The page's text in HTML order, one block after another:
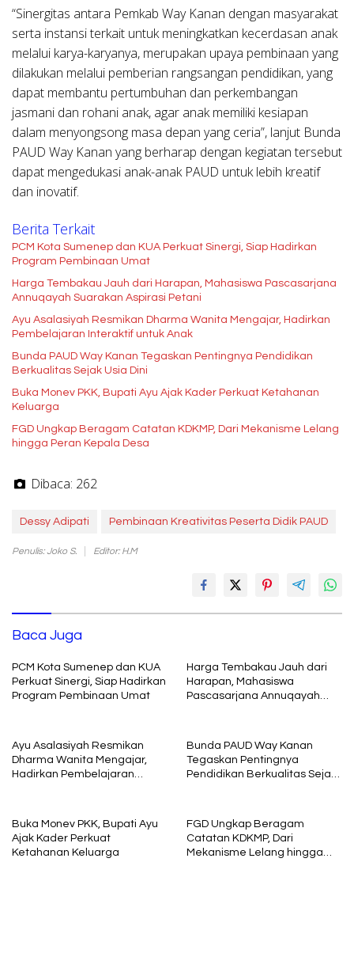
“Sinergitas antara Pemkab Way Kanan dengan masyarakat
serta instansi terkait untuk meningkatkan kecerdasan anak
melalui karya-karyanya, merupakan upaya pembinaan yang
dilakukan melalui pemberian rangsangan pendidikan, yang
dapat membantu pertumbuhan dan perkembangan
jasmani dan rohani anak, agar anak memiliki kesiapan
dalam menyongsong masa depan yang ceria”, lanjut Bunda
PAUD Way Kanan yang berharap dengan kegiatan tersebut
dapat mengedukasi anak-anak PAUD untuk lebih kreatif
dan inovatif.
Berita Terkait
PCM Kota Sumenep dan KUA Perkuat Sinergi, Siap Hadirkan
Program Pembinaan Umat
Harga Tembakau Jauh dari Harapan, Mahasiswa Pascasarjana
Annuqayah Suarakan Aspirasi Petani
Ayu Asalasiyah Resmikan Dharma Wanita Mengajar, Hadirkan
Pembelajaran Interaktif untuk Anak
Bunda PAUD Way Kanan Tegaskan Pentingnya Pendidikan
Berkualitas Sejak Usia Dini
Buka Monev PKK, Bupati Ayu Ajak Kader Perkuat Ketahanan
Keluarga
FGD Ungkap Beragam Catatan KDKMP, Dari Mekanisme Lelang
hingga Peran Kepala Desa
Dibaca: 262
Dessy Adipati Pembinaan Kreativitas Peserta Didik PAUD
Penulis: Joko S. Editor: H.M
Baca Juga
PCM Kota Sumenep dan KUA
Perkuat Sinergi, Siap Hadirkan
Program Pembinaan Umat
Harga Tembakau Jauh dari
Harapan, Mahasiswa
Pascasarjana Annuqayah
Ayu Asalasiyah Resmikan
Dharma Wanita Mengajar,
Hadirkan Pembelajaran
Bunda PAUD Way Kanan
Tegaskan Pentingnya
Pendidikan Berkualitas Sejak
Buka Monev PKK, Bupati Ayu
Ajak Kader Perkuat
Ketahanan Keluarga
FGD Ungkap Beragam
Catatan KDKMP, Dari
Mekanisme Lelang hingga